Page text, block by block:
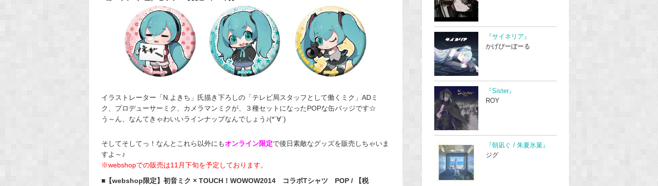
イラストレーター「N.よきち」氏描き下ろしの「テレビ局スタッフとして働くミク」ADミ
ク、プロデューサーミク、カメラマンミクが、３種セットになったPOPな缶バッジです☆
う～ん、なんてきゃわいいラインナップなんでしょう♪(*´∀`)
そしてそしてっ！なんとこれら以外にもオンライン限定で後日素敵なグッズを販売しちゃいま
すよ～♪
※webshopでの販売は11月下旬を予定しております。
■【webshop限定】初音ミク × TOUCH！WOWOW2014 コラボTシャツ POP / 【税
『サイネリア』
かげぴーぼーる
『Sister』
ROY
『朝凪ぐ / 朱夏氷菓』
ジグ